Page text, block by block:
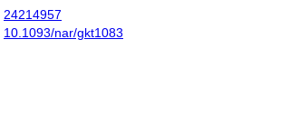
24214957
10.1093/nar/gkt1083